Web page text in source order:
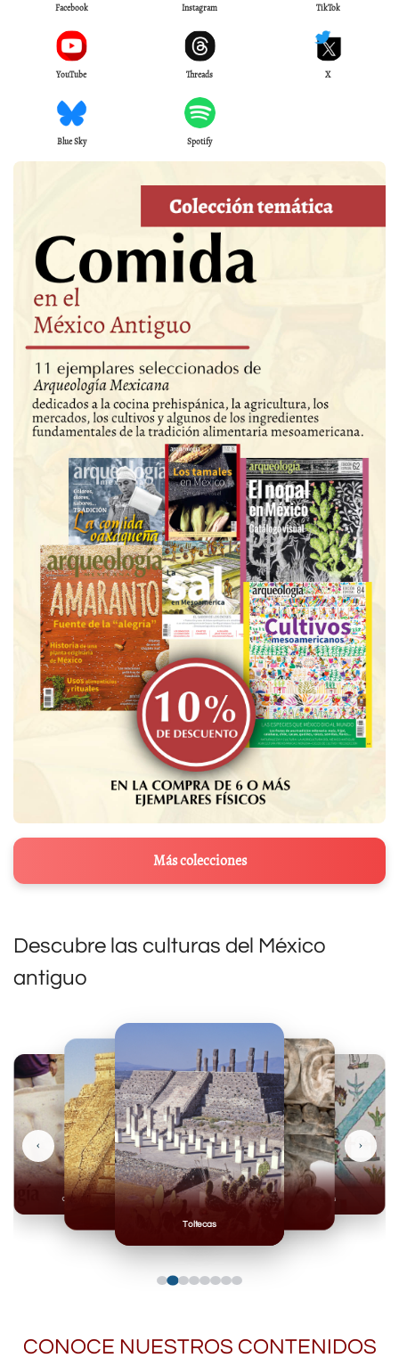
Facebook Instagram TikTok
YouTube Threads X
Blue Sky Spotify
Más colecciones
Descubre las culturas del México
antiguo
Toltecas
Mexicas
Olmecas
‹ ›
CONOCE NUESTROS CONTENIDOS